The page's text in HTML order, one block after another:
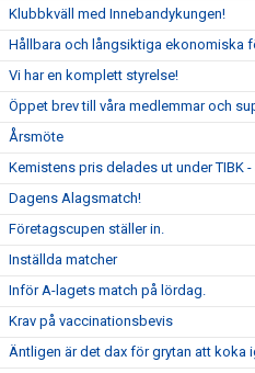
Klubbkväll med Innebandykungen!
Hållbara och långsiktiga ekonomiska
Vi har en komplett styrelse!
Öppet brev till våra medlemmar och
Årsmöte
Kemistens pris delades ut under TIBK -
Dagens Alagsmatch!
Företagscupen ställer in.
Inställda matcher
Inför A-lagets match på lördag.
Krav på vaccinationsbevis
Äntligen är det dax för grytan att koka